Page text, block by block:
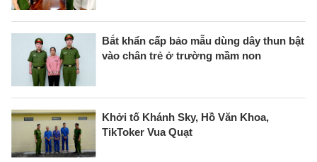
Bắt khẩn cấp bảo mẫu dùng dây thun bật
vào chân trẻ ở trường mầm non
Khởi tố Khánh Sky, Hồ Văn Khoa,
TikToker Vua Quạt